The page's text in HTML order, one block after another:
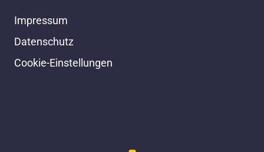
Impressum
Datenschutz
Cookie-Einstellungen